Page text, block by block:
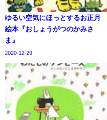
ゆるい空気にほっとするお正月
絵本『おしょうがつのかみさ
ま』
2020-12-29